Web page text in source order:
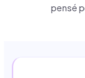
pensé